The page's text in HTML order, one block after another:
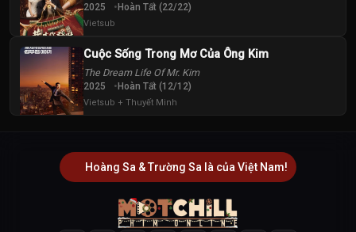
2025 Hoàn Tất (22/22)
Vietsub
Cuộc Sống Trong Mơ Của Ông Kim
The Dream Life Of Mr. Kim
2025 Hoàn Tất (12/12)
Vietsub + Thuyết Minh
Hoàng Sa & Trường Sa là của Việt Nam!